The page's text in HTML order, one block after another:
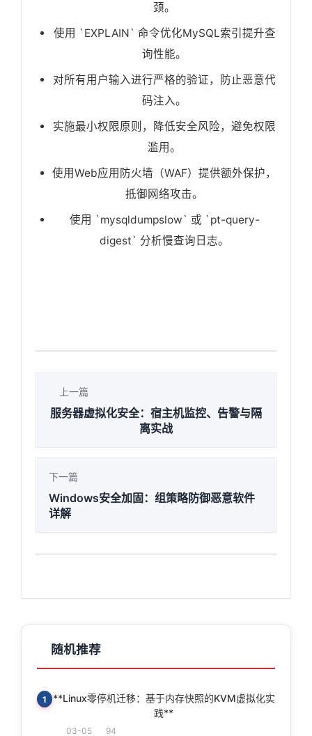
颈。
使用 `EXPLAIN` 命令优化MySQL索引提升查
询性能。
对所有用户输入进行严格的验证，防止恶意代
码注入。
实施最小权限原则，降低安全风险，避免权限
滥用。
使用Web应用防火墙（WAF）提供额外保护，
抵御网络攻击。
使用 `mysqldumpslow` 或 `pt-query-
digest` 分析慢查询日志。
上一篇
服务器虚拟化安全：宿主机监控、告警与隔
离实战
下一篇
Windows安全加固：组策略防御恶意软件
详解
随机推荐
1
**Linux零停机迁移：基于内存快照的KVM虚拟化实
践**
03-05 94